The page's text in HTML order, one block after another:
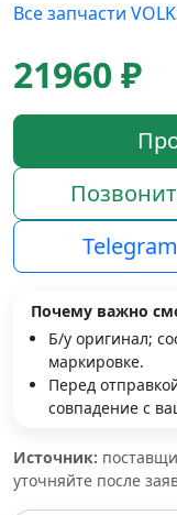
Все запчасти
21960 ₽
Telegram
Почему важно
Б/у оригинал;
маркировке.
Перед
совпадение с
Источник:
уточняйте после